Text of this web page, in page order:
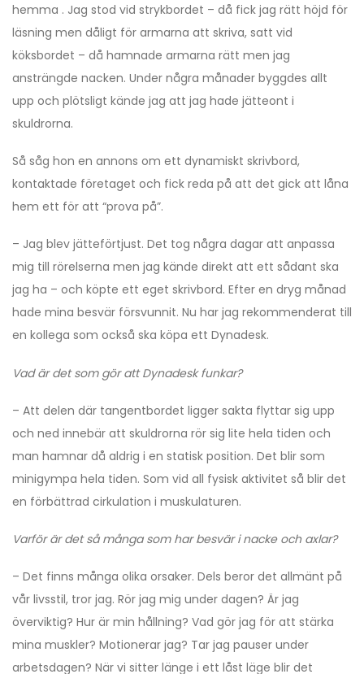
hemma . Jag stod vid strykbordet – då fick jag rätt höjd för
läsning men dåligt för armarna att skriva, satt vid
köksbordet – då hamnade armarna rätt men jag
ansträngde nacken. Under några månader byggdes allt
upp och plötsligt kände jag att jag hade jätteont i
skuldrorna.
Så såg hon en annons om ett dynamiskt skrivbord,
kontaktade företaget och fick reda på att det gick att låna
hem ett för att “prova på”.
– Jag blev jätteförtjust. Det tog några dagar att anpassa
mig till rörelserna men jag kände direkt att ett sådant ska
jag ha – och köpte ett eget skrivbord. Efter en dryg månad
hade mina besvär försvunnit. Nu har jag rekommenderat till
en kollega som också ska köpa ett Dynadesk.
Vad är det som gör att Dynadesk funkar?
– Att delen där tangentbordet ligger sakta flyttar sig upp
och ned innebär att skuldrorna rör sig lite hela tiden och
man hamnar då aldrig i en statisk position. Det blir som
minigympa hela tiden. Som vid all fysisk aktivitet så blir det
en förbättrad cirkulation i muskulaturen.
Varför är det så många som har besvär i nacke och axlar?
– Det finns många olika orsaker. Dels beror det allmänt på
vår livsstil, tror jag. Rör jag mig under dagen? Är jag
överviktig? Hur är min hållning? Vad gör jag för att stärka
mina muskler? Motionerar jag? Tar jag pauser under
arbetsdagen? När vi sitter länge i ett låst läge blir det